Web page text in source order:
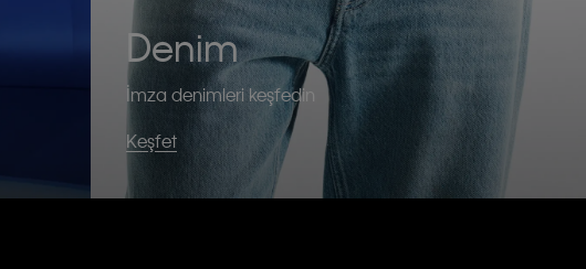
Denim
İmza denimleri keşfedin
Keşfet